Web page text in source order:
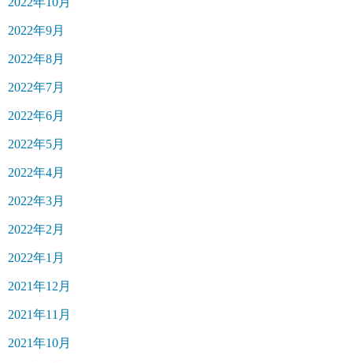
2022年9月
2022年8月
2022年7月
2022年6月
2022年5月
2022年4月
2022年3月
2022年2月
2022年1月
2021年12月
2021年11月
2021年10月